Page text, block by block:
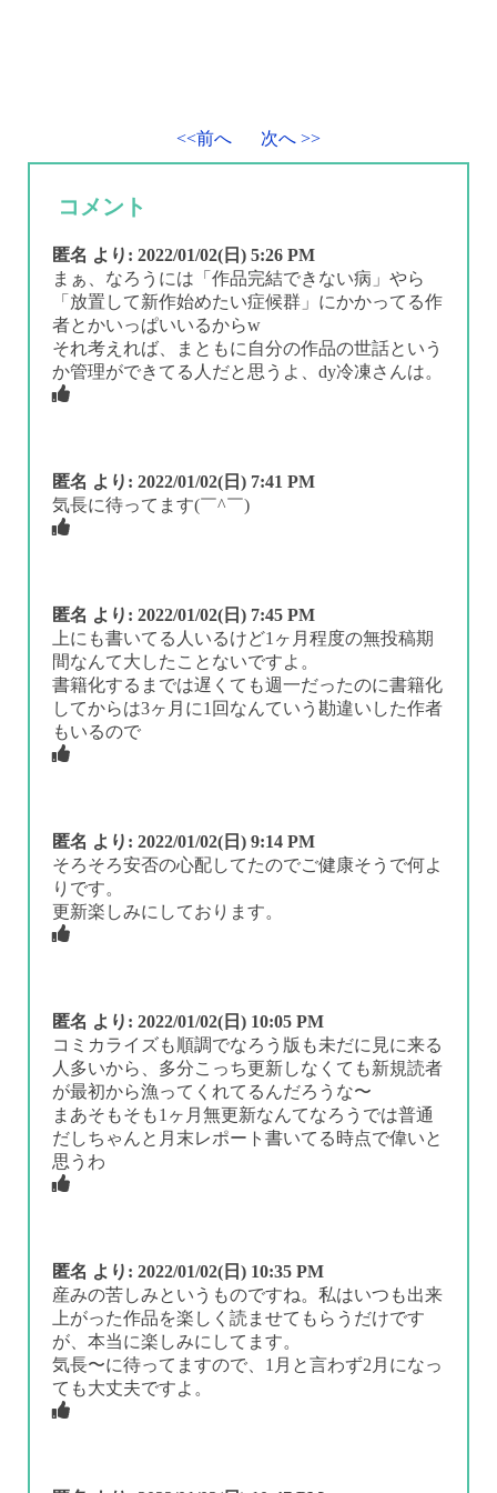
<<前へ 次へ >>
コメント
匿名 より: 2022/01/02(日) 5:26 PM
まぁ、なろうには「作品完結できない病」やら
「放置して新作始めたい症候群」にかかってる作
者とかいっぱいいるからw
それ考えれば、まともに自分の作品の世話という
か管理ができてる人だと思うよ、dy冷凍さんは。
匿名 より: 2022/01/02(日) 7:41 PM
気長に待ってます(￣^￣)ゞ
匿名 より: 2022/01/02(日) 7:45 PM
上にも書いてる人いるけど1ヶ月程度の無投稿期
間なんて大したことないですよ。
書籍化するまでは遅くても週一だったのに書籍化
してからは3ヶ月に1回なんていう勘違いした作者
もいるので
匿名 より: 2022/01/02(日) 9:14 PM
そろそろ安否の心配してたのでご健康そうで何よ
りです。
更新楽しみにしております。
匿名 より: 2022/01/02(日) 10:05 PM
コミカライズも順調でなろう版も未だに見に来る
人多いから、多分こっち更新しなくても新規読者
が最初から漁ってくれてるんだろうな〜
まあそもそも1ヶ月無更新なんてなろうでは普通
だしちゃんと月末レポート書いてる時点で偉いと
思うわ
匿名 より: 2022/01/02(日) 10:35 PM
産みの苦しみというものですね。私はいつも出来
上がった作品を楽しく読ませてもらうだけです
が、本当に楽しみにしてます。
気長〜に待ってますので、1月と言わず2月になっ
ても大丈夫ですよ。